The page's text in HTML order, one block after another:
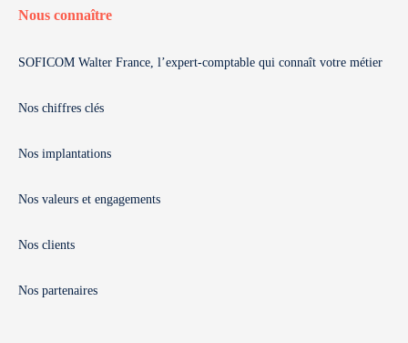
Nous connaître
SOFICOM Walter France, l’expert-comptable qui connaît votre métier
Nos chiffres clés
Nos implantations
Nos valeurs et engagements
Nos clients
Nos partenaires